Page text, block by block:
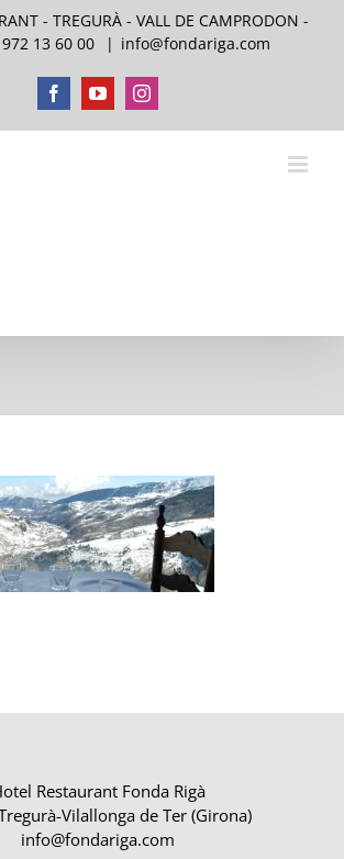
- TREGURÀ - VALL DE CAMPRODON -
972 13 60 00
| info@fondariga.com
FacebookYouTubeInstagram
Restaurant Fonda Rigà
Vilallonga de Ter (Girona)
info@fondariga.com